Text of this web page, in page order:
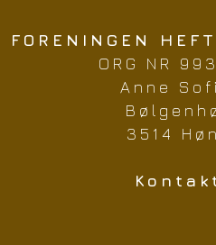
FORENINGEN
ORG NR
Anne
3514